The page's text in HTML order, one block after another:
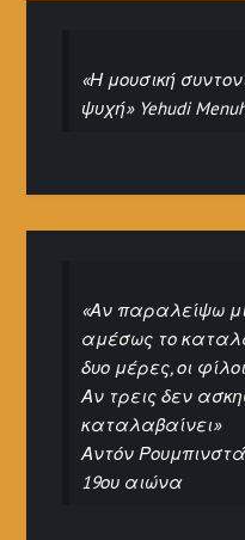
«Η μουσική
ψυχή» Yehudi
«Αν παραλείψω
αμέσως το
δυο μέρες, οι
Αν τρεις δεν
καταλαβαίνει»
Αντόν
19ου αιώνα